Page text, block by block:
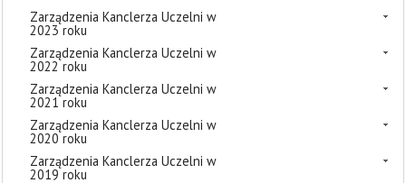
Zarządzenia Kanclerza Uczelni w
2023 roku
Zarządzenia Kanclerza Uczelni w
2022 roku
Zarządzenia Kanclerza Uczelni w
2021 roku
Zarządzenia Kanclerza Uczelni w
2020 roku
Zarządzenia Kanclerza Uczelni w
2019 roku